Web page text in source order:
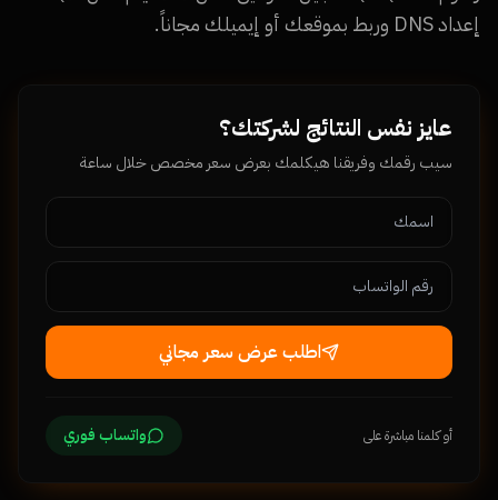
إعداد DNS وربط بموقعك أو إيميلك مجاناً.
عايز نفس النتائج لشركتك؟
سيب رقمك وفريقنا هيكلمك بعرض سعر مخصص خلال ساعة
اطلب عرض سعر مجاني
أو كلمنا مباشرة على واتساب فوري